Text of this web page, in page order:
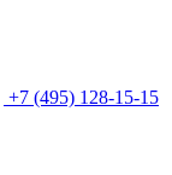
+7 (495) 128-15-15